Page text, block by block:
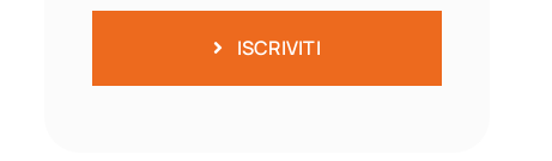
ISCRIVITI